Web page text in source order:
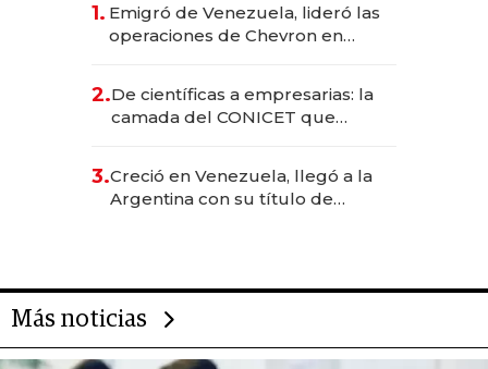
1. Emigró de Venezuela, lideró las
operaciones de Chevron en
2.De científicas a empresarias: la
camada del CONICET que
3.Creció en Venezuela, llegó a la
Argentina con su título de
Más noticias